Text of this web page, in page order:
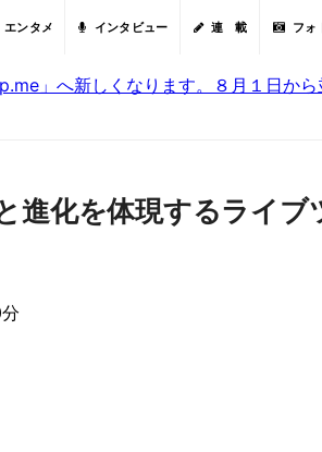
エンタメ インタビュー 連 載 フォ
」へ新しくなります。８月１日から
進化を体現するライブ